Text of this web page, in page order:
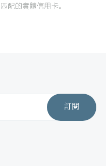
配的實體信用卡。
訂閱